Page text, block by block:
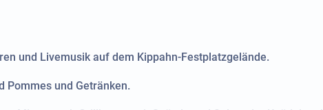
und Livemusik auf dem Kippahn-Festplatzgelände.
Pommes und Getränken.